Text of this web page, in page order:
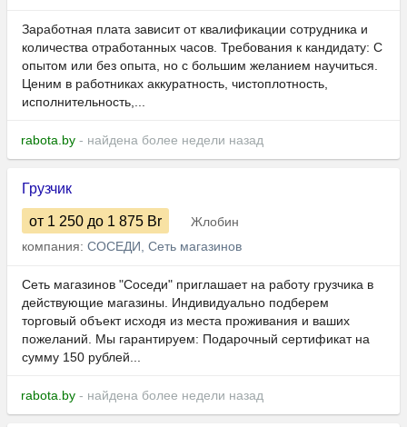
Заработная плата зависит от квалификации сотрудника и
количества отработанных часов. Требования к кандидату: С
опытом или без опыта, но с большим желанием научиться.
Ценим в работниках аккуратность, чистоплотность,
исполнительность,...
rabota.by - найдена более недели назад
Грузчик
от 1 250 до 1 875 Br
Жлобин
компания: СОСЕДИ, Сеть магазинов
Сеть магазинов "Соседи" приглашает на работу грузчика в
действующие магазины. Индивидуально подберем
торговый объект исходя из места проживания и ваших
пожеланий. Мы гарантируем: Подарочный сертификат на
сумму 150 рублей...
rabota.by - найдена более недели назад